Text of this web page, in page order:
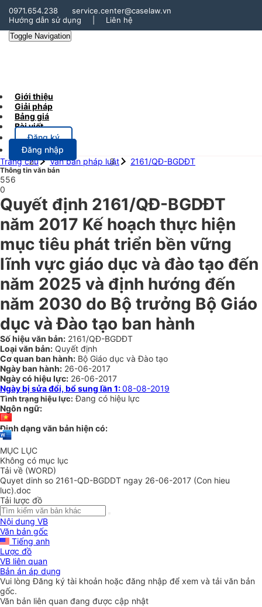
0971.654.238
service.center@caselaw.vn
Hướng dẫn sử dụng
Liên hệ
Toggle Navigation
Giới thiệu
Giải pháp
Bảng giá
Bài viết
Đăng ký
Đăng nhập
Trang chủ
Văn bản pháp luật 2161/QĐ-BGDĐT
Thông tin văn bản
556
0
Quyết định 2161/QĐ-BGDĐT
năm 2017 Kế hoạch thực hiện
mục tiêu phát triển bền vững
lĩnh vực giáo dục và đào tạo đến
năm 2025 và định hướng đến
năm 2030 do Bộ trưởng Bộ Giáo
dục và Đào tạo ban hành
Số hiệu văn bản: 2161/QĐ-BGDĐT
Loại văn bản: Quyết định
Cơ quan ban hành: Bộ Giáo dục và Đào tạo
Ngày ban hành: 26-06-2017
Ngày có hiệu lực: 26-06-2017
Ngày bị sửa đổi, bổ sung lần 1:08-08-2019
Tình trạng hiệu lực: Đang có hiệu lực
Ngôn ngữ:
Định dạng văn bản hiện có:
MỤC LỤC
Không có mục lục
Tải về (WORD)
Quyet dinh so 2161-QD-BGDDT ngay 26-06-2017 (Con hieu
luc).doc
Tải lược đồ
Nội dung VB
Văn bản gốc
Tiếng anh
Lược đồ
VB liên quan
Bản án áp dụng
Vui lòngĐăng ký tài khoản hoặc đăng nhập để xem và tải văn bản
gốc.
Văn bản liên quan đang được cập nhật